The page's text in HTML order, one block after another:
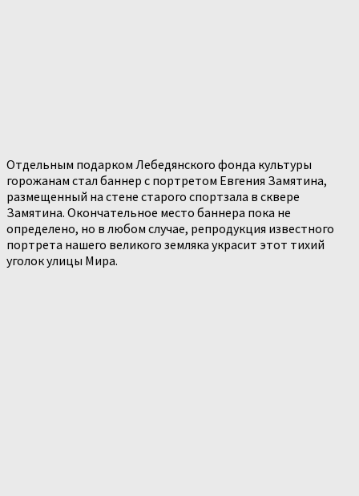
Отдельным подарком Лебедянского фонда культуры
горожанам стал баннер с портретом Евгения Замятина,
размещенный на стене старого спортзала в сквере
Замятина. Окончательное место баннера пока не
определено, но в любом случае, репродукция известного
портрета нашего великого земляка украсит этот тихий
уголок улицы Мира.